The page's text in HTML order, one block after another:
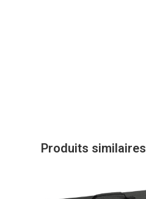
Produits similaires